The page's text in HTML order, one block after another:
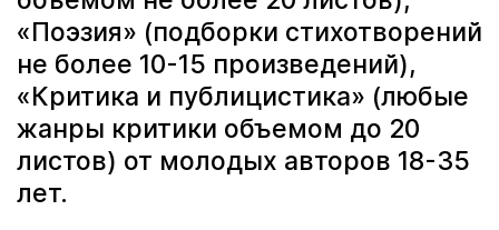
«Поэзия» (подборки стихотворений
не более 10-15 произведений),
«Критика и публицистика» (любые
жанры критики объемом до 20
листов) от молодых авторов 18-35
лет.